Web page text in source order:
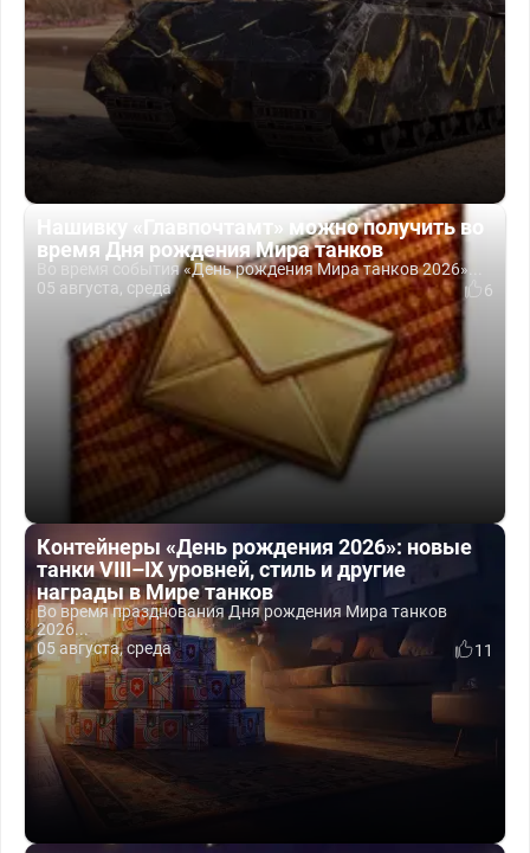
Нашивку «Главпочтамт» можно получить во
время Дня рождения Мира танков
Во время события «День рождения Мира танков 2026»...
05 августа, среда
6
Контейнеры «День рождения 2026»: новые
танки VIII–IX уровней, стиль и другие
награды в Мире танков
Во время празднования Дня рождения Мира танков
2026...
05 августа, среда
11